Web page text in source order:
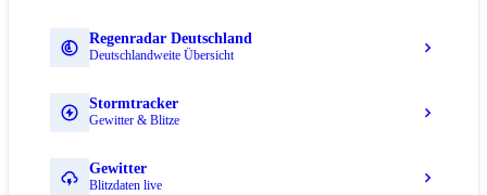
Regenradar Deutschland
Deutschlandweite Übersicht
Stormtracker
Gewitter & Blitze
Gewitter
Blitzdaten live